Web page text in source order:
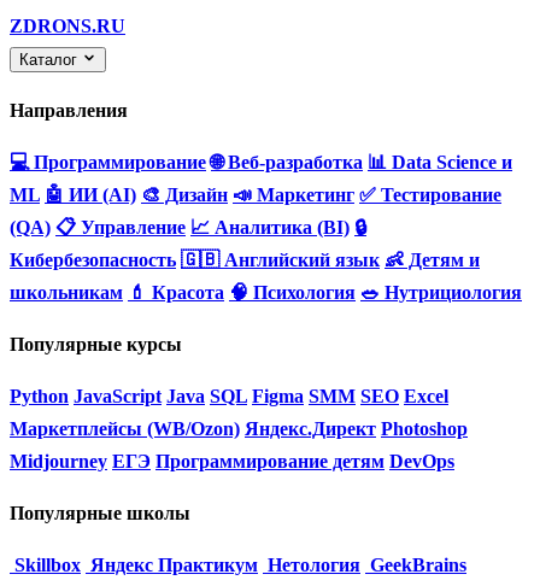
ZDRONS.RU
Каталог
Направления
💻 Программирование 🌐 Веб-разработка 📊 Data Science и
ML 🤖 ИИ (AI) 🎨 Дизайн 📣 Маркетинг ✅ Тестирование
(QA) 📋 Управление 📈 Аналитика (BI) 🔒
Кибербезопасность 🇬🇧 Английский язык 👶 Детям и
школьникам 💄 Красота 🧠 Психология 🥗 Нутрициология
Популярные курсы
Python JavaScript Java SQL Figma SMM SEO Excel
Маркетплейсы (WB/Ozon) Яндекс.Директ Photoshop
Midjourney ЕГЭ Программирование детям DevOps
Популярные школы
Skillbox Яндекс Практикум Нетология GeekBrains